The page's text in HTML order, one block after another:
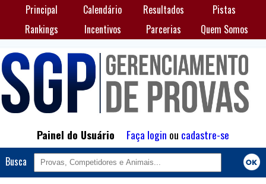
Principal Calendário Resultados
Pistas
Rankings
Incentivos Parcerias Quem Somos
Painel do Usuário Faça login ou cadastre-se
Busca